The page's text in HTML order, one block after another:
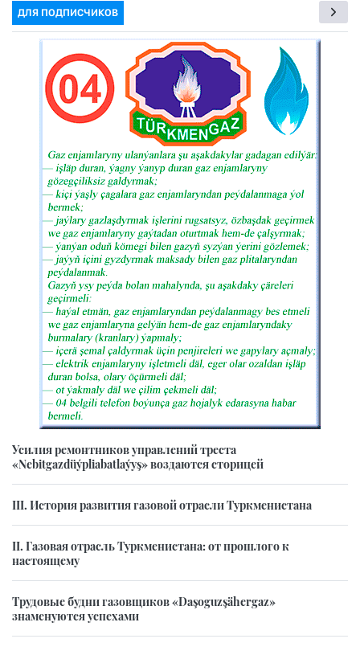
ДЛЯ ПОДПИСЧИКОВ
Усилия ремонтников управлений треста
«Nebitgazdüýpliabatlaýyş» воздаются сторицей
III. История развития газовой отрасли Туркменистана
II. Газовая отрасль Туркменистана: от прошлого к
настоящему
Трудовые будни газовщиков «Daşoguzşähergaz»
знаменуются успехами